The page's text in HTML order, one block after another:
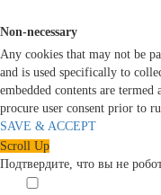
Non-necessary
Any cookies that may not be
and is used specifically to
embedded contents are
procure user consent prior to
SAVE & ACCEPT
Scroll Up
Подтвердите, что вы не